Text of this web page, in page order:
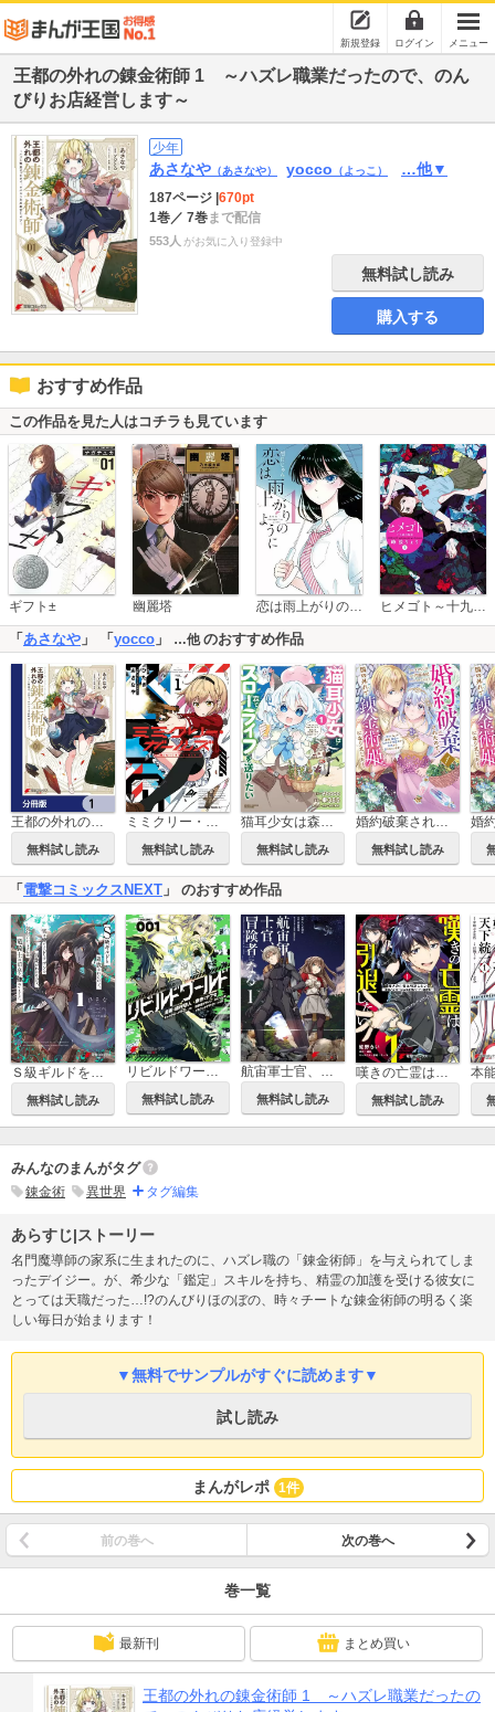
新規登録 ログイン メニュー
王都の外れの錬金術師 1 ～ハズレ職業だったので、のん
びりお店経営します～
少年
あさなや （あさなや） yocco （よっこ） …他▼
187ページ 670pt
1巻／ 7巻まで配信
553人 がお気に入り登録中
無料試し読み
購入する
おすすめ作品
この作品を見た人はコチラも見ています
ギフト± 幽麗塔 恋は雨上がりのように ヒメゴト～十九歳の制服～
「 あさなや 」 「 yocco 」 …他のおすすめ作品
王都の外れの錬金術師【分冊版】
無料試し読み
ミミクリー・ガールズ
無料試し読み
猫耳少女は森でスローライフを送りたい ～もふもふは所望しましたが、聖女とか王子様とかは注文外です～
無料試し読み
婚約破棄されたので、国の外れで錬金術姫になりました！ ～自由になった途端、隣国の王太子や精霊王や竜族から愛されています～
無料試し読み
「 電撃コミックスNEXT 」 のおすすめ作品
無料試し読み
リビルドワールド
無料試し読み
航宙軍士官、冒険者になる
無料試し読み 無料試し読み
みんなのまんがタグ
錬金術 異世界 タグ編集
あらすじ|ストーリー
名門魔導師の家系に生まれたのに、ハズレ職の「錬金術師」を与えられてしま
ったデイジー。が、希少な「鑑定」スキルを持ち、精霊の加護を受ける彼女に
とっては天職だった…!?のんびりほのぼの、時々チートな錬金術師の明るく楽
しい毎日が始まります！
▼無料でサンプルがすぐに読めます▼
試し読み
まんがレポ 1件
前の巻へ 次の巻へ
巻一覧
最新刊 まとめ買い
王都の外れの錬金術師 1 ～ハズレ職業だったの